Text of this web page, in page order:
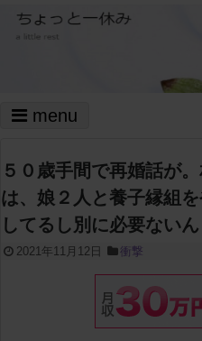
menu
５０歳手間で再婚話が
は、娘２人と養子縁組
してるし別に必要な
2021年11月12日 衝撃